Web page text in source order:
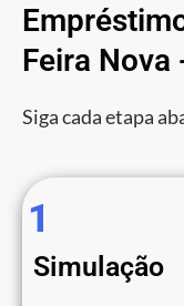
Feira Nova
Siga cada etapa
1
Simulação